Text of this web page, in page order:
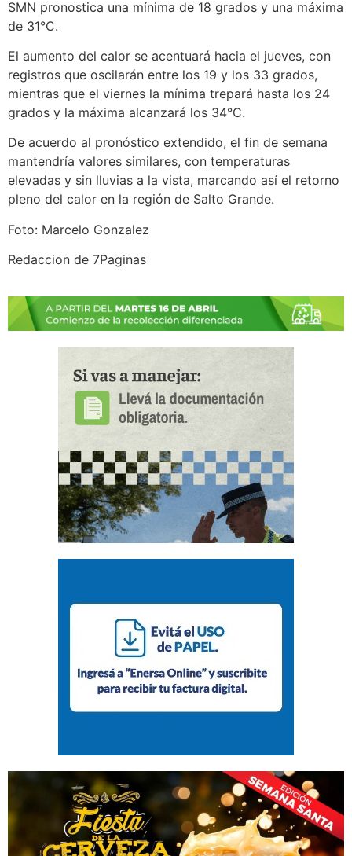
SMN pronostica una mínima de 18 grados y una máxima
de 31°C.
El aumento del calor se acentuará hacia el jueves, con
registros que oscilarán entre los 19 y los 33 grados,
mientras que el viernes la mínima trepará hasta los 24
grados y la máxima alcanzará los 34°C.
De acuerdo al pronóstico extendido, el fin de semana
mantendría valores similares, con temperaturas
elevadas y sin lluvias a la vista, marcando así el retorno
pleno del calor en la región de Salto Grande.
Foto: Marcelo Gonzalez
Redaccion de 7Paginas